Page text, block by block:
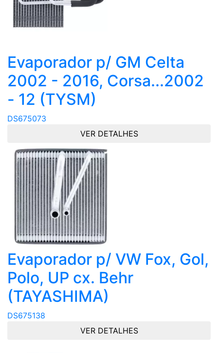
Evaporador p/ GM Celta
2002 - 2016, Corsa...2002
- 12 (TYSM)
DS675073
VER DETALHES
Evaporador p/ VW Fox, Gol,
Polo, UP cx. Behr
(TAYASHIMA)
DS675138
VER DETALHES